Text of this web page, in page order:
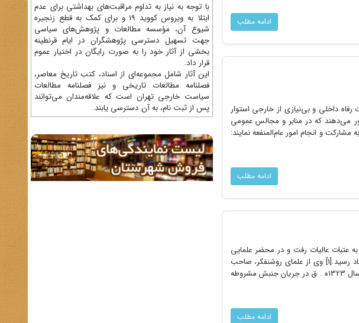
ادامه مطلب
داخلى و بى‌نیازى از خارجى استوار
مى‌دهند که در منابر و مجالس عمومى
و انجام امور عام‌المنفعه نمایند:
ادامه مطلب
دینى به عتبات عالیات رفت و در محضر علمایى
چون آیت‌ الله میرزا حبیب ‌الله رشتى و آیت‌ الله میرزا حسن شیرازى تلمذ کرد و به درجه اجتهاد رسید.[1] وى از علماى روشنفکر، صاحب
نفوذ و متمول اصفهان بود که در دو جبهه به مبارزه با مظاهر استبداد و استعمار برخاست. او در سال 1323ه . ق در جریان جنبش مشروطه
ادامه مطلب
با توجه به نیاز به تداوم مراقبت‌های بهداشتی برای عدم
ابتلا به ویروس کووید 19 و برای کمک به قطع زنجیره
شیوع آن، مؤسسه مطالعات و پژوهش‌های سیاسی
جهت تسهیل دسترسی پژوهشگران در ایام قرنطینه
بخشی از آثار خود را به صورت رایگان در اختیار عموم
قرار داد.
این آثار شامل مجموعه‌ای از اسناد، کتب تاریخ معاصر،
فصلنامه‌ مطالعات تاریخی و نیز فصلنامه مطالعات
سیاست خارجی تهران است که علاقه‌مندان می‌توانند
پس از ثبت نام، به آن دسترسی یابند.